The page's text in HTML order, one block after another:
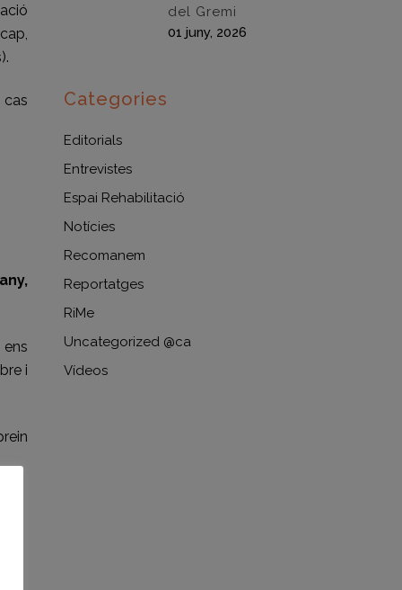
cas
i
del Gremi
01 juny, 2026
Categories
Editorials
Entrevistes
Espai Rehabilitació
Notícies
Recomanem
Reportatges
RiMe
Uncategorized @ca
Vídeos